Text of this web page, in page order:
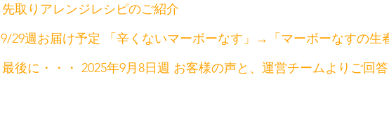
先取りアレンジレシピのご紹介
9/29週お届け予定 「辛くないマーボーなす」→「マーボーなすの生
最後に・・・ 2025年9月8日週 お客様の声と、運営チームよりご回答